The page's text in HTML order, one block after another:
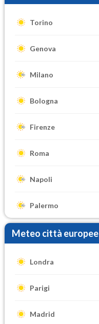
Torino
Genova
Milano
Bologna
Firenze
Roma
Napoli
Palermo
Meteo città europee
Londra
Parigi
Madrid